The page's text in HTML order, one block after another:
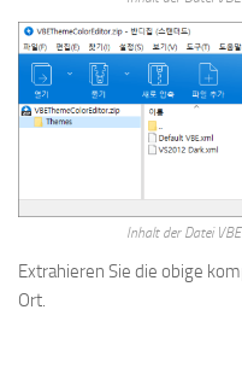
Inhalt der Datei
Extrahieren Sie die obige
Ort.